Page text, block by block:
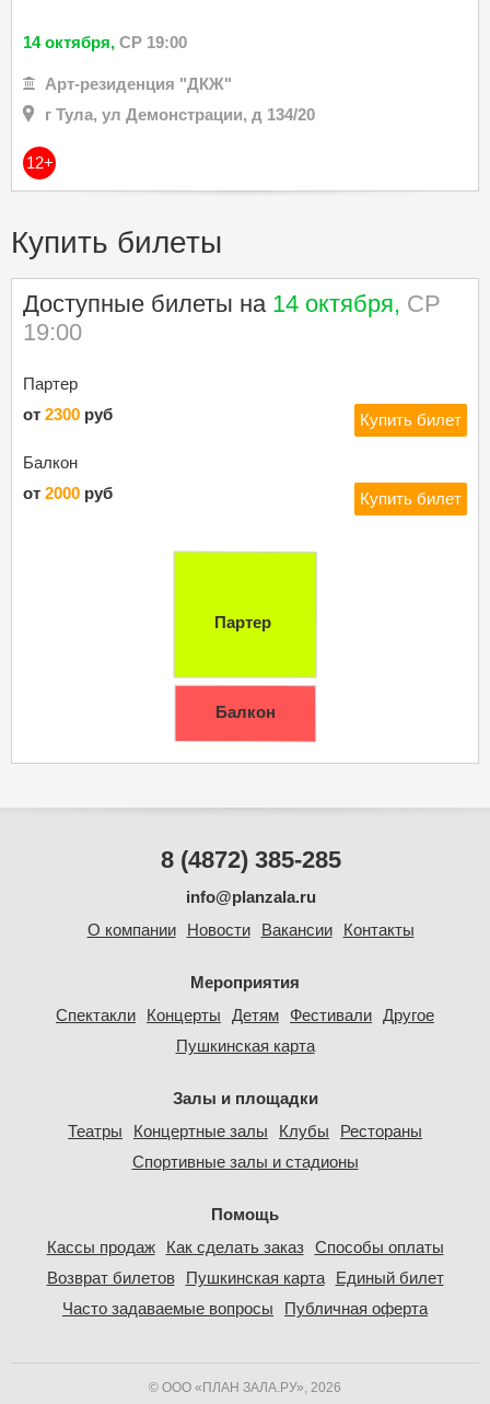
14 октября, СР 19:00
Арт-резиденция "ДКЖ"
г Тула, ул Демонстрации, д 134/20
12+
Купить билеты
Доступные билеты на 14 октября, СР
19:00
Партер
от 2300 руб Купить билет
Балкон
от 2000 руб Купить билет
Партер
Балкон
Мероприятия
Спектакли
Концерты Детям Фестивали Другое
Пушкинская карта
Залы и площадки
Театры
Концертные залы Клубы
Рестораны
Спортивные залы и стадионы
Помощь
Кассы продаж
Как сделать заказ
Способы оплаты
Возврат билетов
Пушкинская карта
Единый билет
Часто задаваемые вопросы
Публичная оферта
8 (4872) 385-285
info@planzala.ru
О компании
Новости Вакансии Контакты
© ООО «ПЛАН ЗАЛА.РУ», 2026